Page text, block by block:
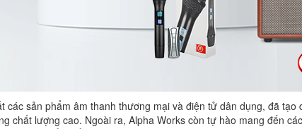
sản phẩm âm thanh thương mại và điện tử dân dụng, đã
chất lượng cao. Ngoài ra, Alpha Works còn tự hào mang đến